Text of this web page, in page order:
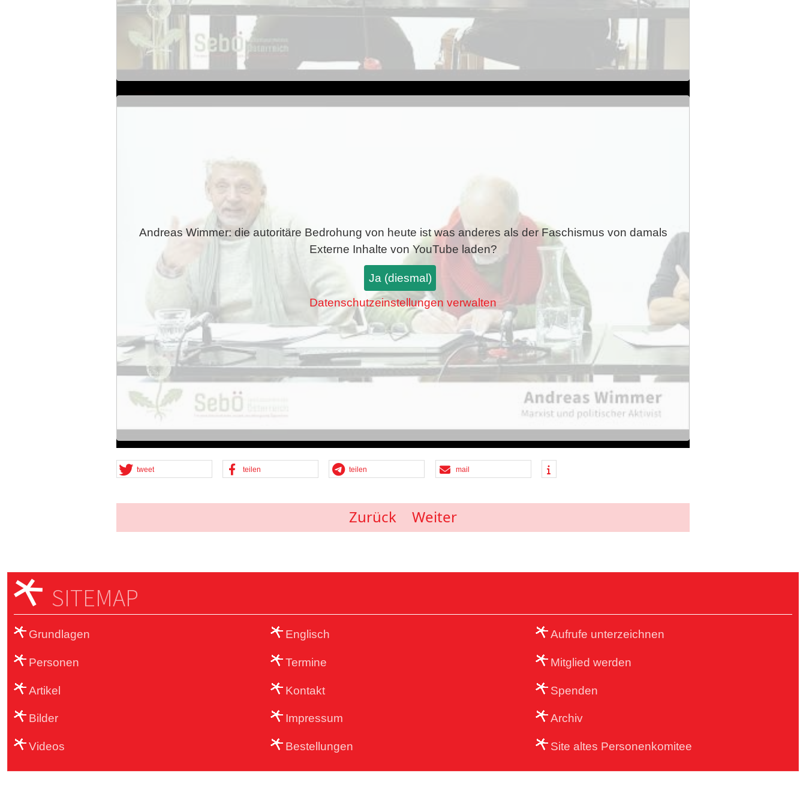
Andreas Wimmer: die autoritäre Bedrohung von heute ist was anderes als der Faschismus von damals
Externe Inhalte von YouTube laden?
Ja (diesmal)
Datenschutzeinstellungen verwalten
tweet teilen teilen mail
Zurück Weiter
SITEMAP
Grundlagen
Personen
Artikel
Bilder
Videos
Englisch
Termine
Kontakt
Impressum
Bestellungen
Aufrufe unterzeichnen
Mitglied werden
Spenden
Archiv
Site altes Personenkomitee